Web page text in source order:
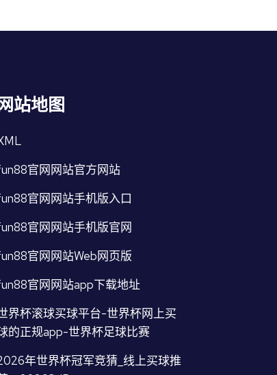
网站地图
官网网站官方网站
官网网站手机版入口
官网网站手机版官网
官网网站Web网页版
官网网站app下载地址
界杯滚球买球平台-世界杯网上买
的正规app-世界杯足球比赛
年世界杯冠军竞猜_线上买球推